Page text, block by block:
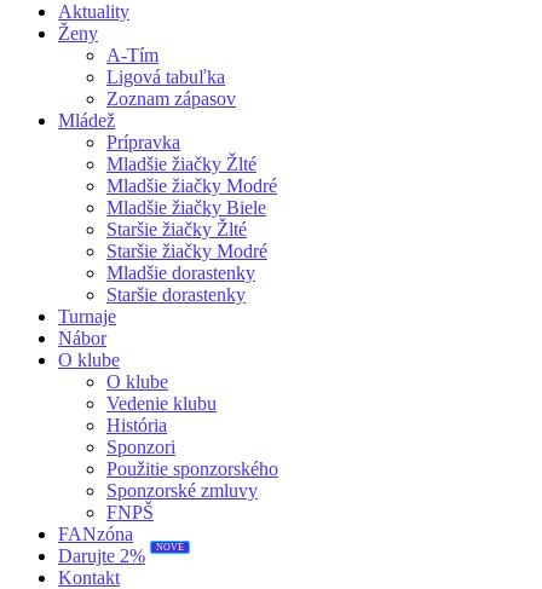
Aktuality
Ženy
A-Tím
Ligová tabuľka
Zoznam zápasov
Mládež
Prípravka
Mladšie žiačky Žlté
Mladšie žiačky Modré
Mladšie žiačky Biele
Staršie žiačky Žlté
Staršie žiačky Modré
Mladšie dorastenky
Staršie dorastenky
Turnaje
Nábor
O klube
O klube
Vedenie klubu
História
Sponzori
Použitie sponzorského
Sponzorské zmluvy
FNPŠ
FANzóna
Darujte 2%
NOVÉ
Kontakt